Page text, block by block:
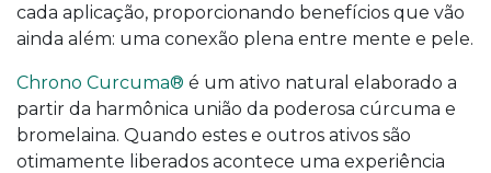
cada aplicação, proporcionando benefícios que vão
ainda além: uma conexão plena entre mente e pele.
Chrono Curcuma® é um ativo natural elaborado a
partir da harmônica união da poderosa cúrcuma e
bromelaina. Quando estes e outros ativos são
otimamente liberados acontece uma experiência